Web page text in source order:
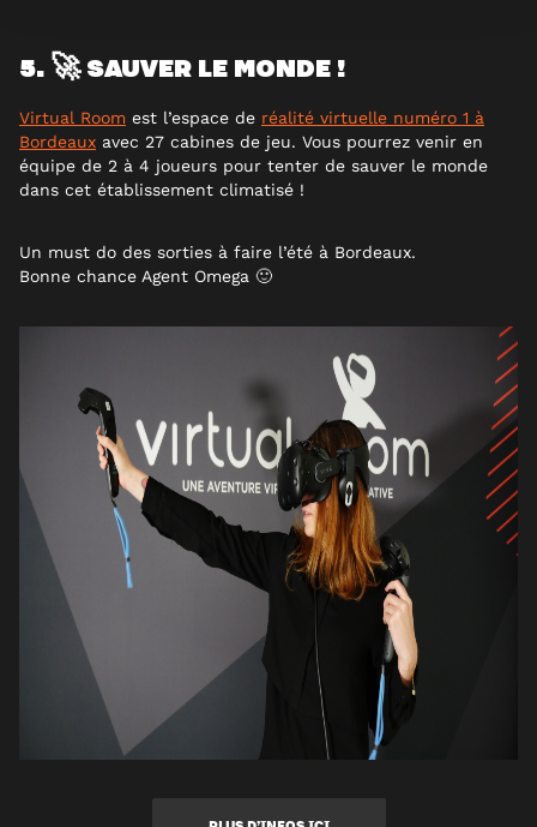
5. 🚀 SAUVER LE MONDE !
Virtual Room est l’espace de réalité virtuelle numéro 1 à
Bordeaux avec 27 cabines de jeu. Vous pourrez venir en
équipe de 2 à 4 joueurs pour tenter de sauver le monde
dans cet établissement climatisé !
Un must do des sorties à faire l’été à Bordeaux.
Bonne chance Agent Omega 🙂